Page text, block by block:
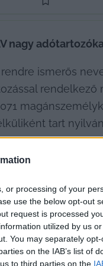
or processing of your
use the below opt-out
request is processed
utilized by us
You may separately
on the IAB’s list of
to third parties on the
nagy
ismerős
rendelkező
tart
Aranymúzeumot
neve is. A
1,7 milliárd
Indokína
eladásra az